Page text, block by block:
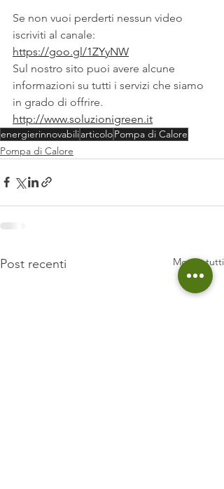
Se non vuoi perderti nessun video
iscriviti al canale:
https://goo.gl/1ZYyNW
Sul nostro sito puoi avere alcune
informazioni su tutti i servizi che siamo
in grado di offrire.
http://www.soluzionigreen.it
energierinnovabiliarticoloPompa di Calore
Pompa di Calore
Post recenti Mostra tutti